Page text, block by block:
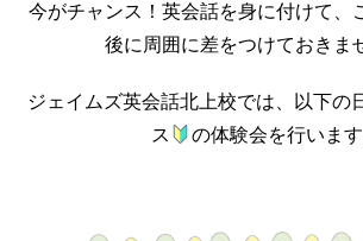
今がチャンス！英会話を身に付けて、
後に周囲に差をつけておきま
ジェイムズ英会話北上校では、以下の
ス
の体験会を行います